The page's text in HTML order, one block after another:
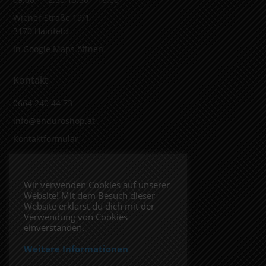
Wiener Straße 19/1
3170 Hainfeld
In Google Maps öffnen.
Kontakt
0664 240 44 73
info@enduroshop.at
Kontaktformular
Impressum
Datenschutzerklärung
Folge uns
Wir verwenden Cookies auf unserer
Website! Mit dem Besuch dieser
Website erklärst du dich mit der
Verwendung von Cookies
einverstanden.
Weitere Informationen